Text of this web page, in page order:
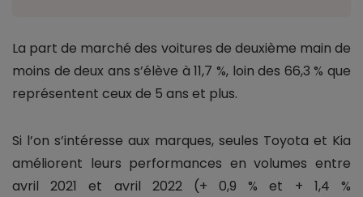
La part de marché des voitures de deuxième main de
moins de deux ans s’élève à 11,7 %, loin des 66,3 % que
représentent ceux de 5 ans et plus.
Si l’on s’intéresse aux marques, seules Toyota et Kia
améliorent leurs performances en volumes entre
avril 2021 et avril 2022 (+ 0,9 % et + 1,4 %